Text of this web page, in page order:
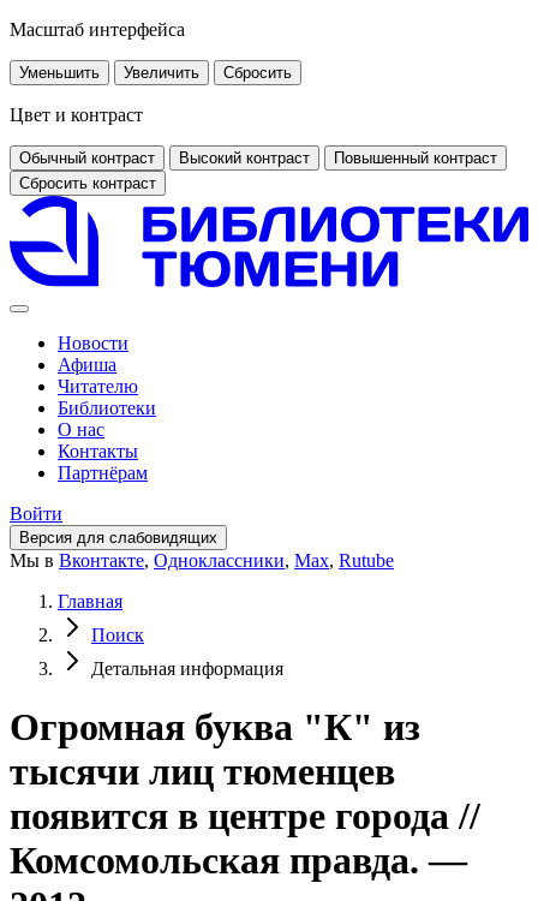
Масштаб интерфейса
Уменьшить Увеличить Сбросить
Цвет и контраст
Обычный контраст Высокий контраст
Повышенный контраст
Сбросить контраст
Новости
Афиша
Читателю
Библиотеки
О нас
Контакты
Партнёрам
Войти
Версия для слабовидящих
Мы в Вконтакте, Одноклассники, Max, Rutube
Главная
Поиск
Детальная информация
Огромная буква "К" из
тысячи лиц тюменцев
появится в центре города //
Комсомольская правда. —